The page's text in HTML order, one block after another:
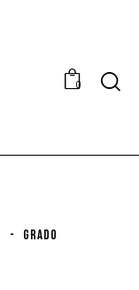
0
GRADO